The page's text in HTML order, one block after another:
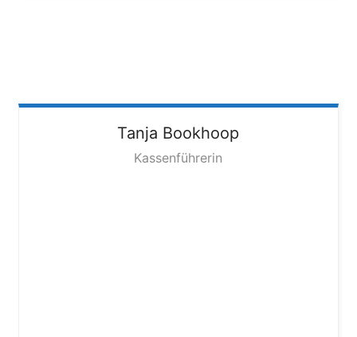
Tanja Bookhoop
Kassenführerin